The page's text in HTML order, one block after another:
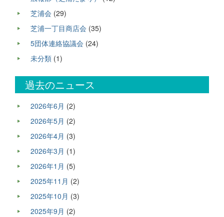
芝浦会 (29)
芝浦一丁目商店会 (35)
5団体連絡協議会 (24)
未分類 (1)
過去のニュース
2026年6月 (2)
2026年5月 (2)
2026年4月 (3)
2026年3月 (1)
2026年1月 (5)
2025年11月 (2)
2025年10月 (3)
2025年9月 (2)